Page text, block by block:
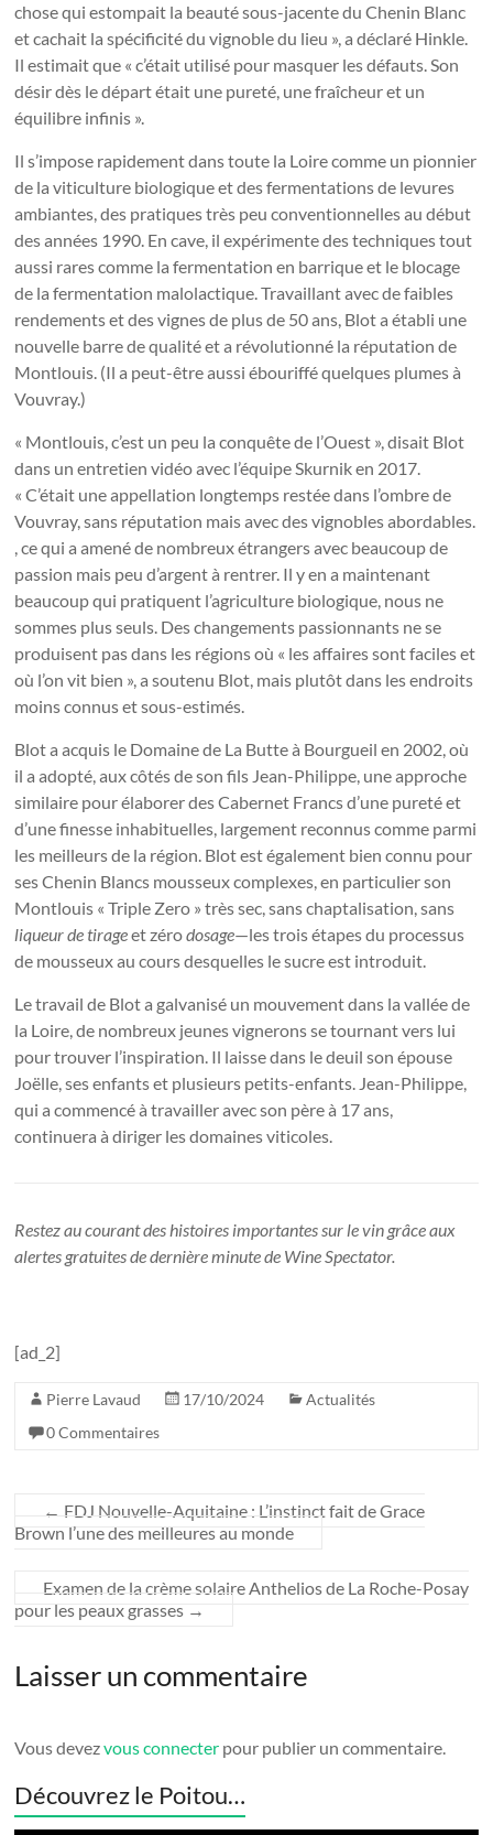
chose qui estompait la beauté sous-jacente du Chenin Blanc
et cachait la spécificité du vignoble du lieu », a déclaré Hinkle.
Il estimait que « c’était utilisé pour masquer les défauts. Son
désir dès le départ était une pureté, une fraîcheur et un
équilibre infinis ».
Il s’impose rapidement dans toute la Loire comme un pionnier
de la viticulture biologique et des fermentations de levures
ambiantes, des pratiques très peu conventionnelles au début
des années 1990. En cave, il expérimente des techniques tout
aussi rares comme la fermentation en barrique et le blocage
de la fermentation malolactique. Travaillant avec de faibles
rendements et des vignes de plus de 50 ans, Blot a établi une
nouvelle barre de qualité et a révolutionné la réputation de
Montlouis. (Il a peut-être aussi ébouriffé quelques plumes à
Vouvray.)
« Montlouis, c’est un peu la conquête de l’Ouest », disait Blot
dans un entretien vidéo avec l’équipe Skurnik en 2017.
« C’était une appellation longtemps restée dans l’ombre de
Vouvray, sans réputation mais avec des vignobles abordables.
, ce qui a amené de nombreux étrangers avec beaucoup de
passion mais peu d’argent à rentrer. Il y en a maintenant
beaucoup qui pratiquent l’agriculture biologique, nous ne
sommes plus seuls. Des changements passionnants ne se
produisent pas dans les régions où « les affaires sont faciles et
où l’on vit bien », a soutenu Blot, mais plutôt dans les endroits
moins connus et sous-estimés.
Blot a acquis le Domaine de La Butte à Bourgueil en 2002, où
il a adopté, aux côtés de son fils Jean-Philippe, une approche
similaire pour élaborer des Cabernet Francs d’une pureté et
d’une finesse inhabituelles, largement reconnus comme parmi
les meilleurs de la région. Blot est également bien connu pour
ses Chenin Blancs mousseux complexes, en particulier son
Montlouis « Triple Zero » très sec, sans chaptalisation, sans
liqueur de tirageet zérodosage—les trois étapes du processus
de mousseux au cours desquelles le sucre est introduit.
Le travail de Blot a galvanisé un mouvement dans la vallée de
la Loire, de nombreux jeunes vignerons se tournant vers lui
pour trouver l’inspiration. Il laisse dans le deuil son épouse
Joëlle, ses enfants et plusieurs petits-enfants. Jean-Philippe,
qui a commencé à travailler avec son père à 17 ans,
continuera à diriger les domaines viticoles.
Restez au courant des histoires importantes sur le vin grâce aux
alertes gratuites de dernière minute de Wine Spectator.
[ad_2]
Pierre Lavaud 17/10/2024
Actualités
0 Commentaires
← FDJ Nouvelle-Aquitaine : L’instinct fait de Grace
Brown l’une des meilleures au monde
Examen de la crème solaire Anthelios de La Roche-Posay
pour les peaux grasses →
Laisser un commentaire
Vous devezvous connecter pour publier un commentaire.
Découvrez le Poitou…